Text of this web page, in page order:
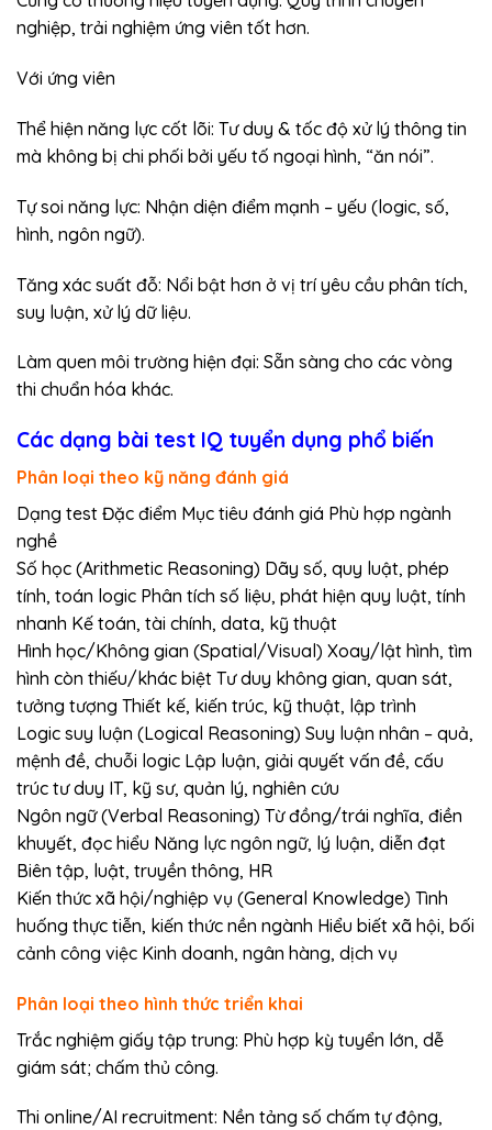
nghiệp, trải nghiệm ứng viên tốt hơn.
Với ứng viên
Thể hiện năng lực cốt lõi: Tư duy & tốc độ xử lý thông tin
mà không bị chi phối bởi yếu tố ngoại hình, “ăn nói”.
Tự soi năng lực: Nhận diện điểm mạnh – yếu (logic, số,
hình, ngôn ngữ).
Tăng xác suất đỗ: Nổi bật hơn ở vị trí yêu cầu phân tích,
suy luận, xử lý dữ liệu.
Làm quen môi trường hiện đại: Sẵn sàng cho các vòng
thi chuẩn hóa khác.
Các dạng bài test IQ tuyển dụng phổ biến
Phân loại theo kỹ năng đánh giá
Dạng test Đặc điểm Mục tiêu đánh giá Phù hợp ngành
nghề
Số học (Arithmetic Reasoning) Dãy số, quy luật, phép
tính, toán logic Phân tích số liệu, phát hiện quy luật, tính
nhanh Kế toán, tài chính, data, kỹ thuật
Hình học/Không gian (Spatial/Visual) Xoay/lật hình, tìm
hình còn thiếu/khác biệt Tư duy không gian, quan sát,
tưởng tượng Thiết kế, kiến trúc, kỹ thuật, lập trình
Logic suy luận (Logical Reasoning) Suy luận nhân – quả,
mệnh đề, chuỗi logic Lập luận, giải quyết vấn đề, cấu
trúc tư duy IT, kỹ sư, quản lý, nghiên cứu
Ngôn ngữ (Verbal Reasoning) Từ đồng/trái nghĩa, điền
khuyết, đọc hiểu Năng lực ngôn ngữ, lý luận, diễn đạt
Biên tập, luật, truyền thông, HR
Kiến thức xã hội/nghiệp vụ (General Knowledge) Tình
huống thực tiễn, kiến thức nền ngành Hiểu biết xã hội, bối
cảnh công việc Kinh doanh, ngân hàng, dịch vụ
Phân loại theo hình thức triển khai
Trắc nghiệm giấy tập trung: Phù hợp kỳ tuyển lớn, dễ
giám sát; chấm thủ công.
Thi online/AI recruitment: Nền tảng số chấm tự động,